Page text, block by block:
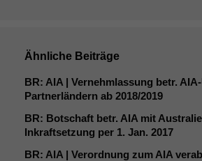
Ähnliche Beiträge
BR: AIA | Vernehmlassung betr.
Partnerländern ab 2018/2019
BR: Botschaft betr. AIA mit
Inkraftsetzung per 1. Jan. 2017
BR: AIA | Verordnung zum AIA